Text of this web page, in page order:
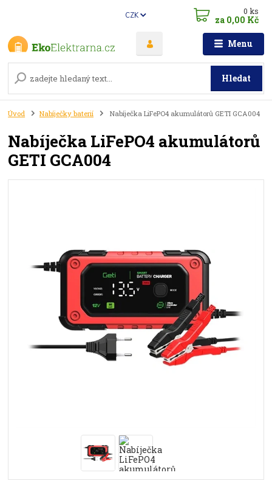
Menu
CZK
Hledat
0ks
za 0,00 Kč
Úvod Nabíječky baterií Nabíječka LiFePO4 akumulátorů GETI GCA004
Nabíječka LiFePO4 akumulátorů
GETI GCA004